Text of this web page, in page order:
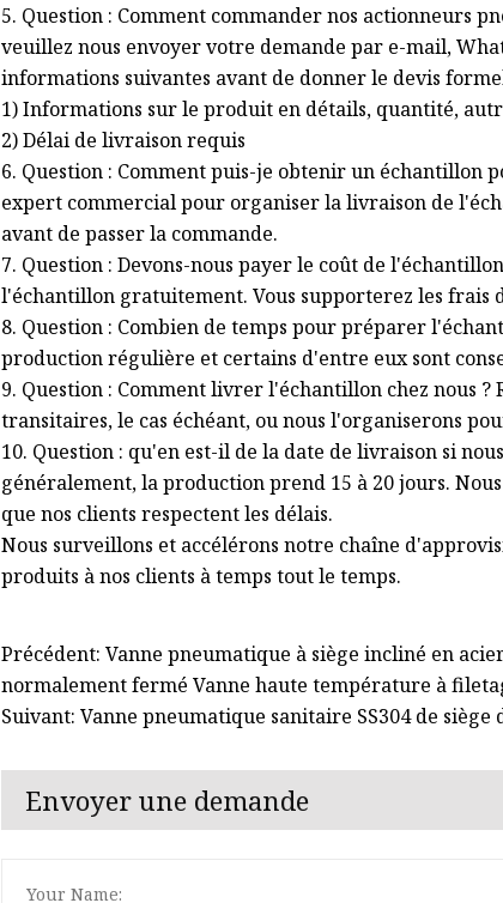
5. Question : Comment commander nos actionneurs
veuillez nous envoyer votre demande par e-mail,
informations suivantes avant de donner le devis
1) Informations sur le produit en détails, quantité,
2) Délai de livraison requis
6. Question : Comment puis-je obtenir un échantillon
expert commercial pour organiser la livraison de
avant de passer la commande.
7. Question : Devons-nous payer le coût de
l'échantillon gratuitement. Vous supporterez les frais
8. Question : Combien de temps pour préparer
production régulière et certains d'entre eux sont
9. Question : Comment livrer l'échantillon chez nous ?
transitaires, le cas échéant, ou nous l'organiserons
10. Question : qu'en est-il de la date de livraison si
généralement, la production prend 15 à 20 jours.
que nos clients respectent les délais.
Nous surveillons et accélérons notre chaîne
produits à nos clients à temps tout le temps.
Précédent: Vanne pneumatique à siège incliné en
normalement fermé Vanne haute température à
Suivant: Vanne pneumatique sanitaire SS304 de
Envoyer une demande